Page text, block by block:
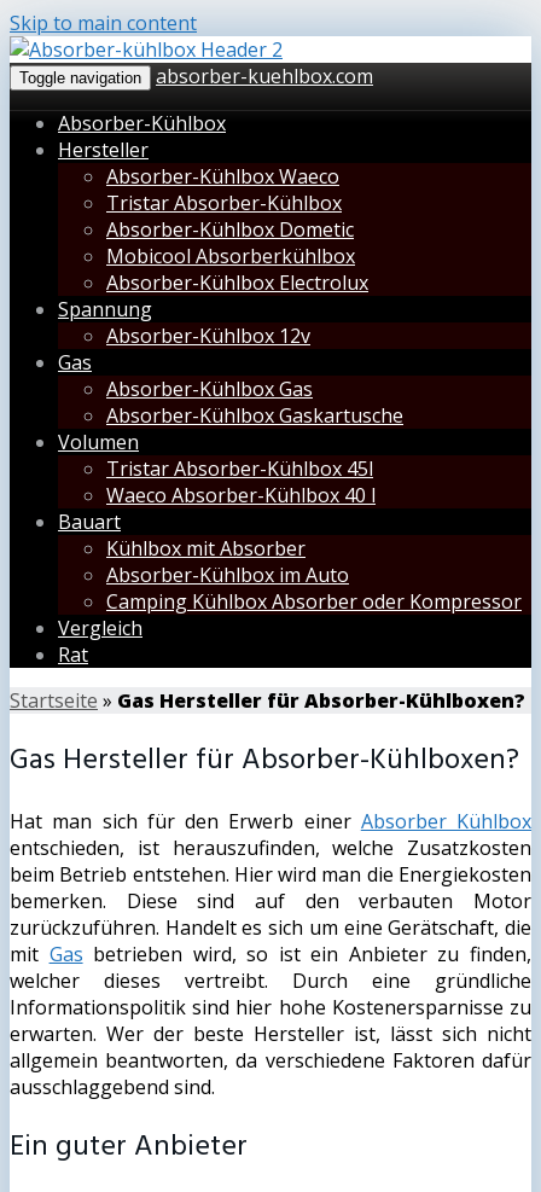
Skip to main content
Toggle navigation
absorber-kuehlbox.com
Absorber-Kühlbox
Hersteller
Absorber-Kühlbox Waeco
Tristar Absorber-Kühlbox
Absorber-Kühlbox Dometic
Mobicool Absorberkühlbox
Absorber-Kühlbox Electrolux
Spannung
Absorber-Kühlbox 12v
Gas
Absorber-Kühlbox Gas
Absorber-Kühlbox Gaskartusche
Volumen
Tristar Absorber-Kühlbox 45l
Waeco Absorber-Kühlbox 40 l
Bauart
Kühlbox mit Absorber
Absorber-Kühlbox im Auto
Camping Kühlbox Absorber oder Kompressor
Vergleich
Rat
Startseite » Gas Hersteller für Absorber-Kühlboxen?
Gas Hersteller für Absorber-Kühlboxen?
Hat man sich für den Erwerb einer Absorber Kühlbox
entschieden, ist herauszufinden, welche Zusatzkosten
beim Betrieb entstehen. Hier wird man die Energiekosten
bemerken. Diese sind auf den verbauten Motor
zurückzuführen. Handelt es sich um eine Gerätschaft, die
mit Gas betrieben wird, so ist ein Anbieter zu finden,
welcher dieses vertreibt. Durch eine gründliche
Informationspolitik sind hier hohe Kostenersparnisse zu
erwarten. Wer der beste Hersteller ist, lässt sich nicht
allgemein beantworten, da verschiedene Faktoren dafür
ausschlaggebend sind.
Ein guter Anbieter